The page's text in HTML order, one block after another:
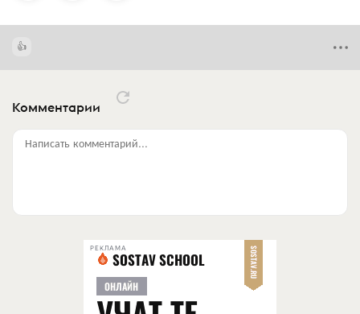
Комментарии
Написать комментарий...
РЕКЛАМА